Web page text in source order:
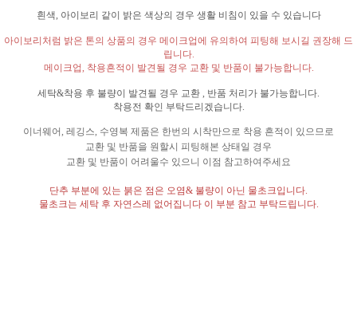
흰색 아이보리 같이 밝은 색상의 경우 생활 비침이 있을 수 있습니다
아이보리처럼 밝은 톤의 상품의 경우 메이크업에 유의하여 피팅해 보시길 권장해 드
립니다.
메이크업
착용흔적이 발견될 경우 교환 및 반품이 불가능합니다.
세탁&착용 후 불량이 발견될 경우 교환 반품 처리가 불가능합니다
착용전 확인 부탁드리겠습니다.
이너웨어 레깅스 수영복 제품은 한번의 시착만으로 착용 흔적이 있으므로
교환 및 반품을 원할시 피팅해본 상태일 경우
교환 및 반품이 어려울수 있으니 이점 참고하여주세요
단추 부분에 있는 붉은 점은 오염& 불량이 아닌 물초크입니다
물초크는 세탁 후 자연스레 없어집니다 이 부분 참고 부탁드립니다.